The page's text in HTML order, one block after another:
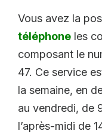
Vous avez la
téléphone les
composant le
47. Ce service
la semaine, en
au vendredi, de
l’après-midi de